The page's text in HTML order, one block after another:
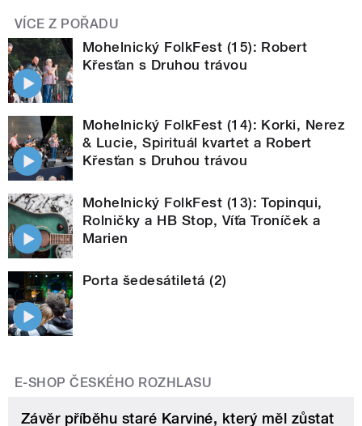
VÍCE Z POŘADU
Mohelnický FolkFest (15): Robert
Křesťan s Druhou trávou
Mohelnický FolkFest (14): Korki, Nerez
& Lucie, Spirituál kvartet a Robert
Křesťan s Druhou trávou
Mohelnický FolkFest (13): Topinqui,
Rolničky a HB Stop, Víťa Troníček a
Marien
Porta šedesátiletá (2)
E-SHOP ČESKÉHO ROZHLASU
Závěr příběhu staré Karviné, který měl zůstat